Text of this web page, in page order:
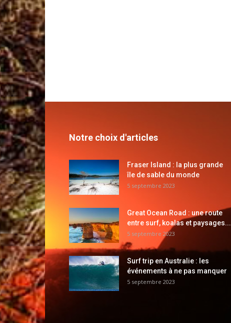
Notre choix d'articles
Fraser Island : la plus grande
île de sable du monde
5 septembre 2023
Great Ocean Road : une route
entre surf, koalas et paysages...
5 septembre 2023
Surf trip en Australie : les
événements à ne pas manquer
5 septembre 2023